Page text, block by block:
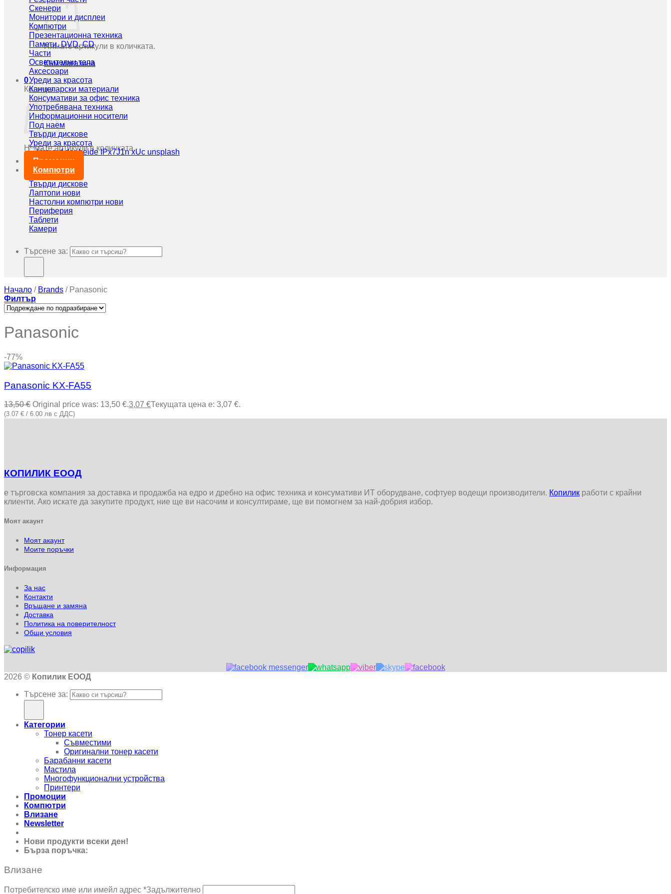
Нямате артикули в количката.
Към магазина
0
Количка
Нямате артикули в количката.
Към магазина
Скенери
Монитори и дисплеи
Компютри
Презентационна техника
Памети, DVD, CD
Части
Осветителни тела
Аксесоари
Уреди за красота
Канцеларски материали
Консумативи за офис техника
Употребявана техника
Информационни носители
Под наем
Твърди дискове
Уреди за красота
Промоции
Компютри
Твърди дискове
Лаптопи нови
Настолни компютри нови
Периферия
Таблети
Камери
Търсене за:
Начало / Brands /Panasonic
Филтър
Panasonic
-77%
Panasonic KX-FA55
13,50€ Original price was: 13,50 €.3,07 €Текущата цена е: 3,07 €.
(3.07 € / 6.00 лв с ДДС)
КОПИЛИК ЕООД
е търговска компания за доставка и продажба на едро и дребно на офис техника и консумативи ИТ оборудване, софтуер водещи производители. Копилик работи с крайни
клиенти. Ако искате да закупите продукт, ние ще ви насочим и консултираме, ще ви помогнем за най-добрия избор.
Моят акаунт
Моят акаунт
Моите поръчки
Информация
За нас
Контакти
Връщане и замяна
Доставка
Политика на поверителност
Общи условия
2026 © Копилик ЕООД
Търсене за:
Категории
Тонер касети
Съвместими
Оригинални тонер касети
Барабанни касети
Мастила
Многофункционални устройства
Принтери
Промоции
Компютри
Влизане
Newsletter
Нови продукти всеки ден!
Бърза поръчка:
Влизане
Потребителско име или имейл адрес *Задължително